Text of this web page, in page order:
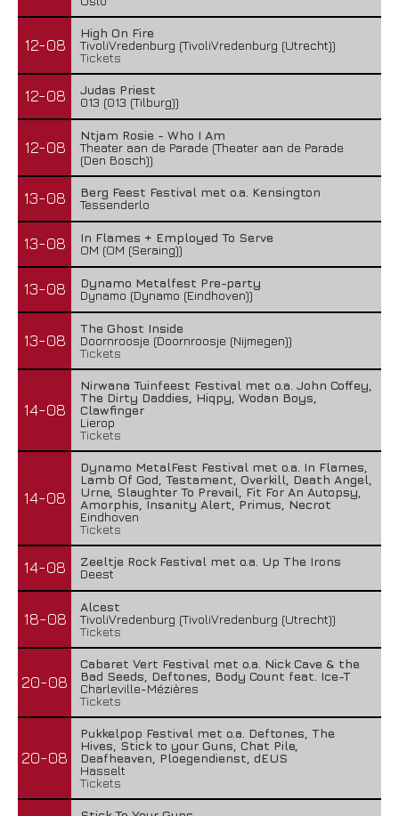
12-08
High On Fire
TivoliVredenburg (TivoliVredenburg (Utrecht))
Tickets
12-08
Judas Priest
013 (013 (Tilburg))
12-08
Ntjam Rosie - Who I Am
Theater aan de Parade (Theater aan de Parade
(Den Bosch))
13-08
Berg Feest Festival met o.a. Kensington
Tessenderlo
13-08
In Flames + Employed To Serve
OM (OM (Seraing))
13-08
Dynamo Metalfest Pre-party
Dynamo (Dynamo (Eindhoven))
13-08
The Ghost Inside
Doornroosje (Doornroosje (Nijmegen))
Tickets
14-08
Nirwana Tuinfeest Festival met o.a. John Coffey,
The Dirty Daddies, Hiqpy, Wodan Boys,
Clawfinger
Lierop
Tickets
14-08
Dynamo MetalFest Festival met o.a. In Flames,
Lamb Of God, Testament, Overkill, Death Angel,
Urne, Slaughter To Prevail, Fit For An Autopsy,
Amorphis, Insanity Alert, Primus, Necrot
Eindhoven
Tickets
14-08
Zeeltje Rock Festival met o.a. Up The Irons
Deest
18-08
Alcest
TivoliVredenburg (TivoliVredenburg (Utrecht))
Tickets
20-08
Cabaret Vert Festival met o.a. Nick Cave & the
Bad Seeds, Deftones, Body Count feat. Ice-T
Charleville-Mézières
Tickets
20-08
Pukkelpop Festival met o.a. Deftones, The
Hives, Stick to your Guns, Chat Pile,
Deafheaven, Ploegendienst, dEUS
Hasselt
Tickets